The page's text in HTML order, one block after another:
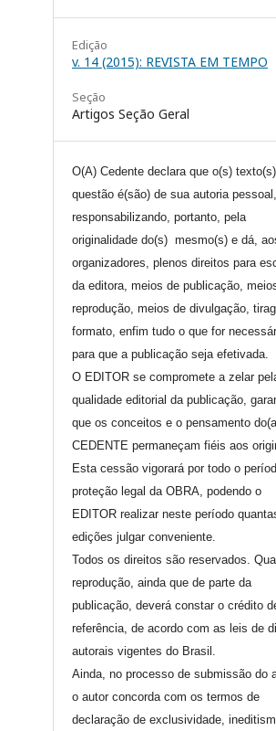
Edição
v. 14 (2015): REVISTA EM TEMPO
Seção
Artigos Seção Geral
O(A) Cedente declara que o(s)
questão é(são) de sua autoria
responsabilizando, portanto, pela
originalidade do(s) mesmo(s) e dá,
organizadores, plenos direitos para
da editora, meios de publicação,
reprodução, meios de divulgação,
formato, enfim tudo o que for
para que a publicação seja efetivada.
O EDITOR se compromete a zelar
qualidade editorial da publicação,
que os conceitos e o pensamento
CEDENTE permaneçam fiéis aos
Esta cessão vigorará por todo o
proteção legal da OBRA, podendo o
EDITOR realizar neste período
edições julgar conveniente.
Todos os direitos são reservados.
reprodução, ainda que de parte da
publicação, deverá constar o crédito
referência, de acordo com as leis de
autorais vigentes do Brasil.
Ainda, no processo de submissão do
o autor concorda com os termos de
declaração de exclusividade,